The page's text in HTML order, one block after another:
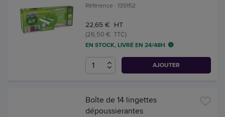
Référence : 135152
22,65 € HT
(26,50 € TTC)
EN STOCK, LIVRÉ EN 24/48H
AJOUTER
Boîte de 14 lingettes
dépoussierantes